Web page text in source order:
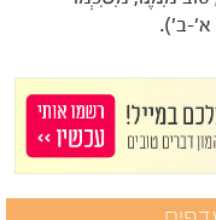
א'-ב').